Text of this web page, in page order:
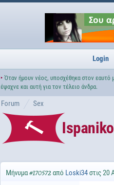
Login
‣ Όταν ήμουν νέος, υποσχέθηκα στον εαυτό
έψαχνε και αυτή για τον τέλειο άνδρα.
Forum Sex
Ispaniko
Μήνυμα #170572 από Loski34στις 20